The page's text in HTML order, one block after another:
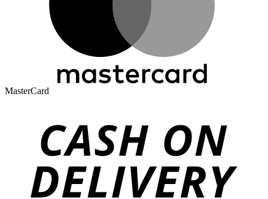
MasterCard